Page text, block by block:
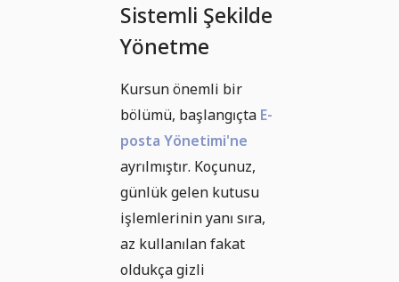
Sistemli Şekilde
Yönetme
Kursun önemli bir
bölümü, başlangıçta E-
posta Yönetimi'ne
ayrılmıştır. Koçunuz,
günlük gelen kutusu
işlemlerinin yanı sıra,
az kullanılan fakat
oldukça gizli